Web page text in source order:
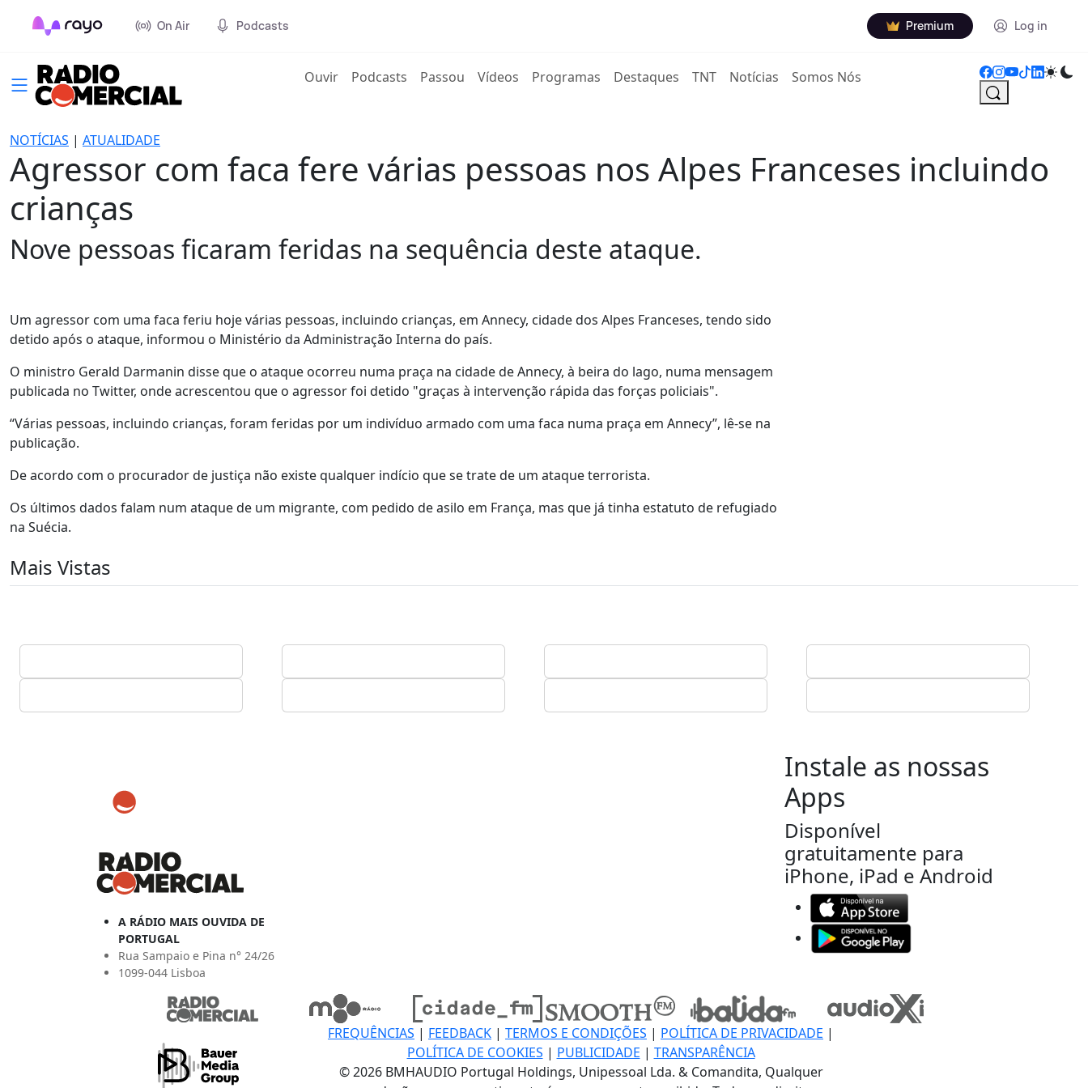
On Air Podcasts Premium Log in
Ouvir(current)
Podcasts Passou Vídeos Programas Destaques TNT Notícias Somos Nós
NOTÍCIAS | ATUALIDADE
Agressor com faca fere várias pessoas nos Alpes Franceses incluindo
crianças
Nove pessoas ficaram feridas na sequência deste ataque.
Um agressor com uma faca feriu hoje várias pessoas, incluindo crianças, em Annecy, cidade dos Alpes Franceses, tendo sido
detido após o ataque, informou o Ministério da Administração Interna do país.
O ministro Gerald Darmanin disse que o ataque ocorreu numa praça na cidade de Annecy, à beira do lago, numa mensagem
publicada no Twitter, onde acrescentou que o agressor foi detido "graças à intervenção rápida das forças policiais".
“Várias pessoas, incluindo crianças, foram feridas por um indivíduo armado com uma faca numa praça em Annecy”, lê-se na
publicação.
De acordo com o procurador de justiça não existe qualquer indício que se trate de um ataque terrorista.
Os últimos dados falam num ataque de um migrante, com pedido de asilo em França, mas que já tinha estatuto de refugiado
na Suécia.
Mais Vistas
A RÁDIO MAIS OUVIDA DE
PORTUGAL
Rua Sampaio e Pina n° 24/26
1099-044 Lisboa
Instale as nossas
Apps
Disponível
gratuitamente para
iPhone, iPad e Android
FREQUÊNCIAS | FEEDBACK | TERMOS E CONDIÇÕES | POLÍTICA DE PRIVACIDADE |
POLÍTICA DE COOKIES | PUBLICIDADE | TRANSPARÊNCIA
© 2026 BMHAUDIO Portugal Holdings, Unipessoal Lda. & Comandita, Qualquer